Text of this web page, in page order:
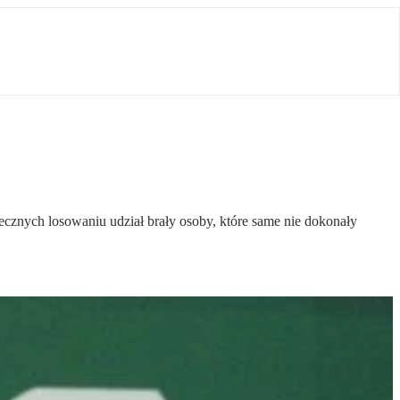
losowaniu udział brały osoby, które same nie dokonały